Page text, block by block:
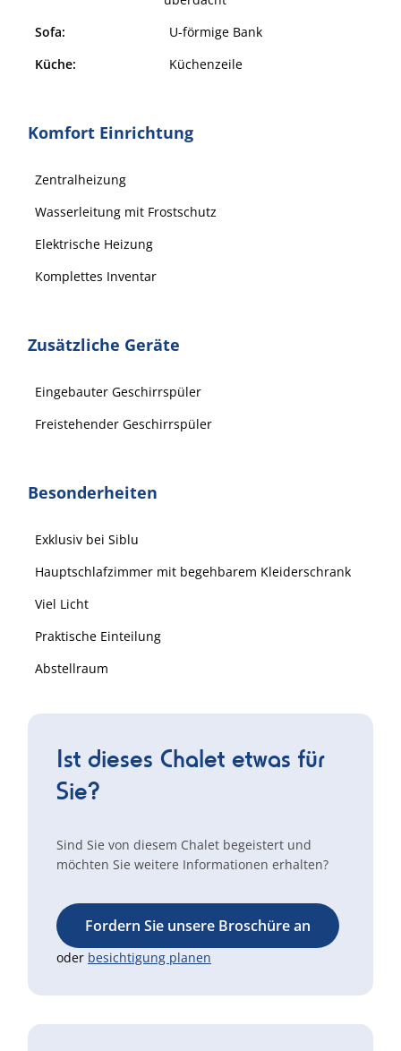
Sofa:
U-förmige Bank
Küche:
Küchenzeile
Komfort Einrichtung
Zentralheizung
Wasserleitung mit Frostschutz
Elektrische Heizung
Komplettes Inventar
Zusätzliche Geräte
Eingebauter Geschirrspüler
Freistehender Geschirrspüler
Besonderheiten
Exklusiv bei Siblu
Hauptschlafzimmer mit begehbarem Kleiderschrank
Viel Licht
Praktische Einteilung
Abstellraum
Ist dieses Chalet etwas für
Sie?
Sind Sie von diesem Chalet begeistert und
möchten Sie weitere Informationen erhalten?
Fordern Sie unsere Broschüre an
oder besichtigung planen